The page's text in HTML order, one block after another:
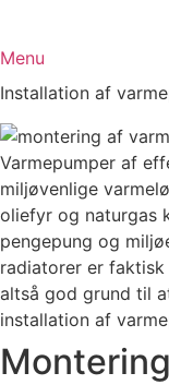
Menu
Installation af
Varmepumper af
miljøvenlige
oliefyr og naturgas
pengepung og
radiatorer er faktisk
altså god grund til
installation af